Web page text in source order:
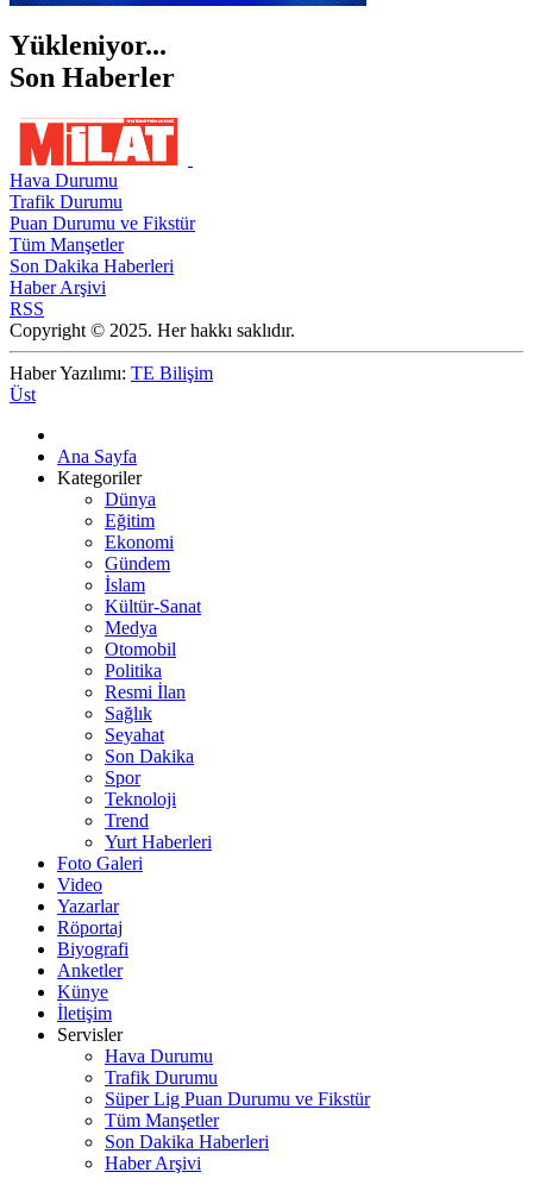
Yükleniyor...
Son Haberler
Hava Durumu
Trafik Durumu
Puan Durumu ve Fikstür
Tüm Manşetler
Son Dakika Haberleri
Haber Arşivi
RSS
Copyright © 2025. Her hakkı saklıdır.
Haber Yazılımı: TE Bilişim
Üst
Ana Sayfa
Kategoriler
Dünya
Eğitim
Ekonomi
Gündem
İslam
Kültür-Sanat
Medya
Otomobil
Politika
Resmi İlan
Sağlık
Seyahat
Son Dakika
Spor
Teknoloji
Trend
Yurt Haberleri
Foto Galeri
Video
Yazarlar
Röportaj
Biyografi
Anketler
Künye
İletişim
Servisler
Hava Durumu
Trafik Durumu
Süper Lig Puan Durumu ve Fikstür
Tüm Manşetler
Son Dakika Haberleri
Haber Arşivi